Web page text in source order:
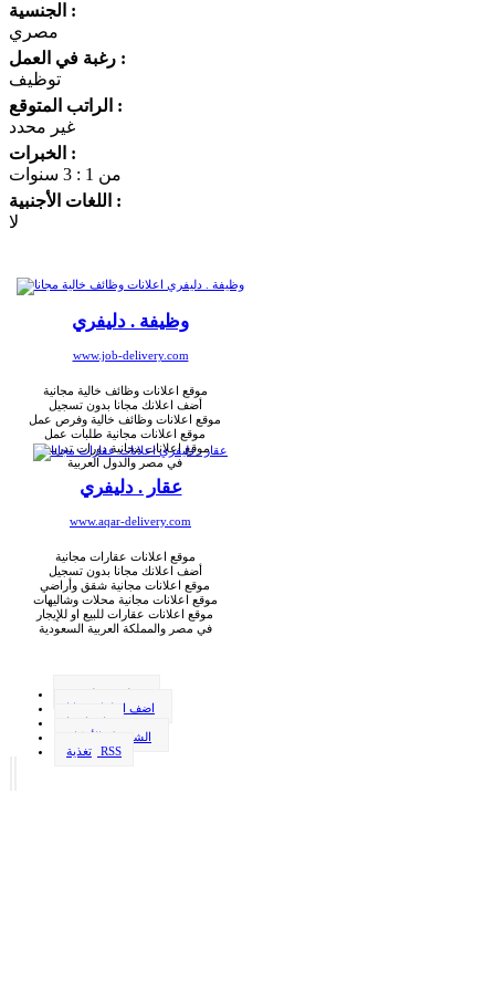
الجنسية :
مصري
رغبة في العمل :
توظيف
الراتب المتوقع :
غير محدد
الخبرات :
من 1 : 3 سنوات
اللغات الأجنبية :
لا
وظيفة . دليفري
www.job-delivery.com
موقع اعلانات وظائف خالية مجانية
أضف اعلانك مجانا بدون تسجيل
موقع اعلانات وظائف خالية وفرص عمل
موقع اعلانات مجانية طلبات عمل
موقع اعلانات مجانية دورات تدريبية
في مصر والدول العربية
عقار . دليفري
www.aqar-delivery.com
موقع اعلانات عقارات مجانية
أضف اعلانك مجانا بدون تسجيل
موقع اعلانات مجانية شقق وأراضي
موقع اعلانات مجانية محلات وشاليهات
موقع اعلانات عقارات للبيع او للإيجار
في مصر والمملكة العربية السعودية
اضف اعلانك مجانا
الشروط والأحكام
تغذية RSS